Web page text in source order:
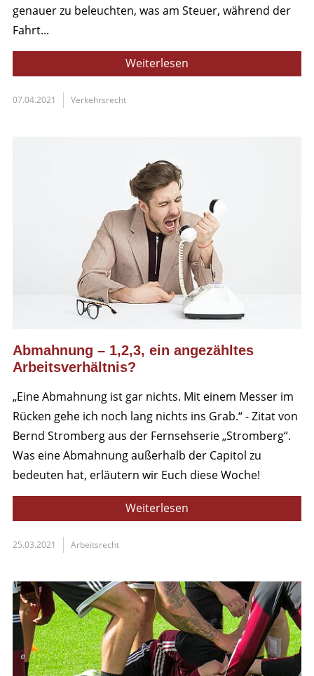
genauer zu beleuchten, was am Steuer, während der
Fahrt...
Weiterlesen
07.04.2021 Verkehrsrecht
Abmahnung – 1,2,3, ein angezähltes
Arbeitsverhältnis?
„Eine Abmahnung ist gar nichts. Mit einem Messer im
Rücken gehe ich noch lang nichts ins Grab.“ - Zitat von
Bernd Stromberg aus der Fernsehserie „Stromberg“.
Was eine Abmahnung außerhalb der Capitol zu
bedeuten hat, erläutern wir Euch diese Woche!
Weiterlesen
25.03.2021 Arbeitsrecht